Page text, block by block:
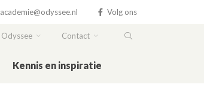
academie@odyssee.nl Volg ons
Odyssee Contact
Kennis en inspiratie